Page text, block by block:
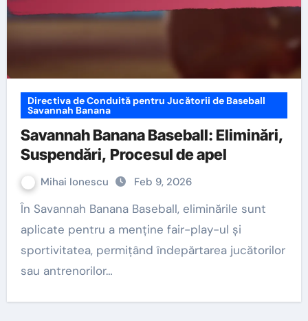
Directiva de Conduită pentru Jucătorii de Baseball
Savannah Banana
Savannah Banana Baseball: Eliminări,
Suspendări, Procesul de apel
Mihai Ionescu Feb 9, 2026
În Savannah Banana Baseball, eliminările sunt
aplicate pentru a menține fair-play-ul și
sportivitatea, permițând îndepărtarea jucătorilor
sau antrenorilor…